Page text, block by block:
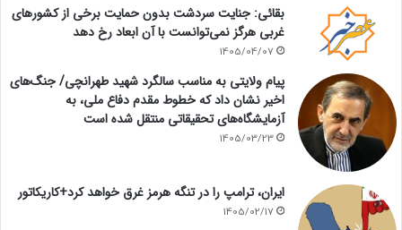
بقائی: جنایت سردشت بدون حمایت برخی از کشورهای
غربی هرگز نمی‌توانست با آن ابعاد رخ دهد
1405/04/07
پیام ولایتی به مناسب سالگرد شهید طهرانچی/ جنگ‌های
اخیر نشان داد که خطوط مقدم دفاع ملی، به
آزمایشگاه‌های تحقیقاتی منتقل شده است
1405/03/23
ایران، ترامپ را در تنگه هرمز غرق خواهد کرد+کاریکاتور
1405/02/17